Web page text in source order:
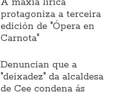
A maxia lírica
protagoniza a terceira
edición de "Ópera en
Carnota"
Denuncian que a
"deixadez" da alcaldesa
de Cee condena ás